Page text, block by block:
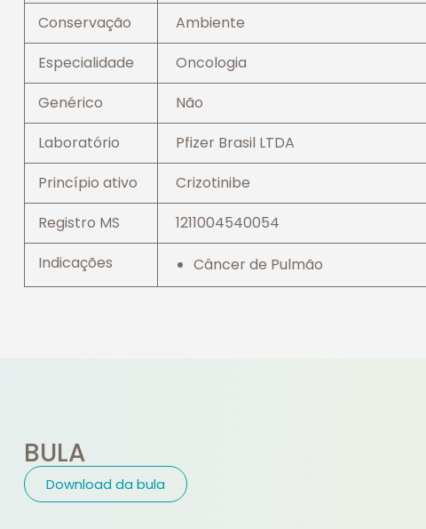
Conservação
Ambiente
Especialidade
Oncologia
Genérico
Não
Laboratório
Pfizer Brasil LTDA
Princípio ativo
Crizotinibe
Registro MS
1211004540054
Indicações
Câncer de Pulmão
BULA
Download da bula